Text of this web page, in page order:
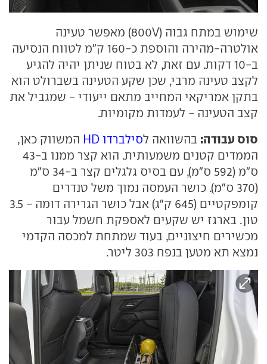
שימוש במתח גבוה (800V) מאפשר טעינה
אולטרה-מהירה והוספת כ-160 ק"מ לטווח הנסיעה
ב-10 דקות. עם זאת, לא בטוח שניתן יהיה להגיע
לקצב טעינה מרבי, שכן שקע הטעינה בשברולט הוא
בתקן אמריקאי המחייב מתאם ייעודי - שמגביל את
קצב הטעינה - לעמדות מקומיות.
סוס עבודה: בהשוואה לסילברדו HD
המשווק כאן,
הממדים קטנים משמעותית. הוא קצר ממנו ב-43
ס"מ (592 ס"מ), עם בסיס גלגלים קצר ב-34 ס"מ
(370 ס"מ). כושר העמסה נמוך משל טנדרים
קומפקטיים (645 ק"ג) אבל כושר הגרירה דומה - 3.5
טון. בארגז יש שקעים לאספקת חשמל עבור
מכשירים חיצוניים, בעוד שמתחת למכסה הקדמי
נמצא תא מטען בנפח 303 ליטר.